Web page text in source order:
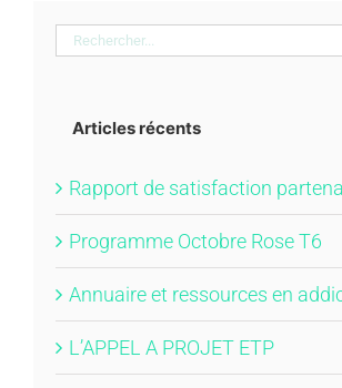
Rechercher:
Articles récents
Rapport de satisfaction
Programme Octobre Rose T6
Annuaire et ressources en
L’APPEL A PROJET ETP